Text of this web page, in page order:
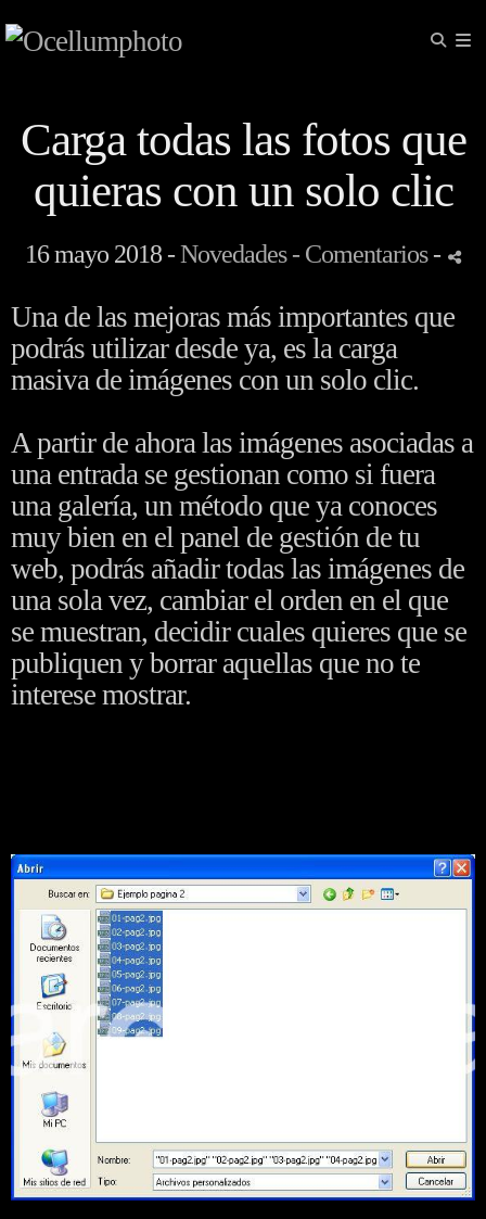
Carga todas las fotos que
quieras con un solo clic
16 mayo 2018 -Novedades - Comentarios-
Una de las mejoras más importantes que
podrás utilizar desde ya, es la carga
masiva de imágenes con un solo clic.
A partir de ahora las imágenes asociadas a
una entrada se gestionan como si fuera
una galería, un método que ya conoces
muy bien en el panel de gestión de tu
web, podrás añadir todas las imágenes de
una sola vez, cambiar el orden en el que
se muestran, decidir cuales quieres que se
publiquen y borrar aquellas que no te
interese mostrar.